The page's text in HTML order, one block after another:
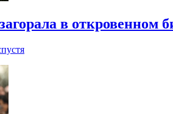
в откровенном